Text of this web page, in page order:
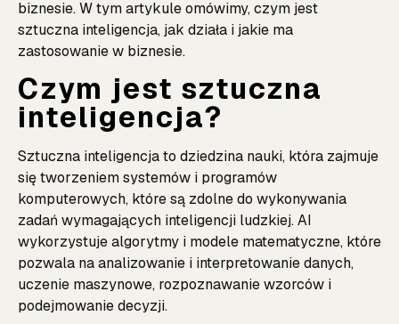
biznesie. W tym artykule omówimy, czym jest
sztuczna inteligencja, jak działa i jakie ma
zastosowanie w biznesie.
Czym jest sztuczna
inteligencja?
Sztuczna inteligencja to dziedzina nauki, która zajmuje
się tworzeniem systemów i programów
komputerowych, które są zdolne do wykonywania
zadań wymagających inteligencji ludzkiej. AI
wykorzystuje algorytmy i modele matematyczne, które
pozwala na analizowanie i interpretowanie danych,
uczenie maszynowe, rozpoznawanie wzorców i
podejmowanie decyzji.